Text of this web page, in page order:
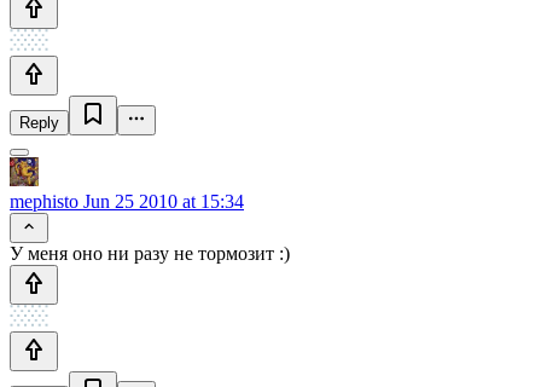
Reply
mephisto Jun 25 2010 at 15:34
У меня оно ни разу не тормозит :)